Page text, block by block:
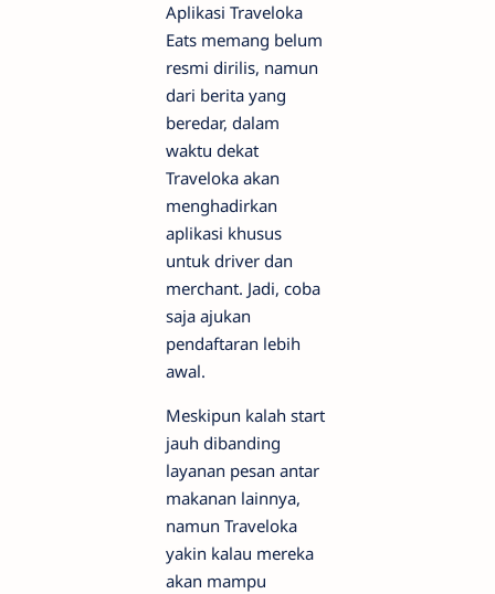
Aplikasi Traveloka
Eats memang belum
resmi dirilis, namun
dari berita yang
beredar, dalam
waktu dekat
Traveloka akan
menghadirkan
aplikasi khusus
untuk driver dan
merchant. Jadi, coba
saja ajukan
pendaftaran lebih
awal.
Meskipun kalah start
jauh dibanding
layanan pesan antar
makanan lainnya,
namun Traveloka
yakin kalau mereka
akan mampu